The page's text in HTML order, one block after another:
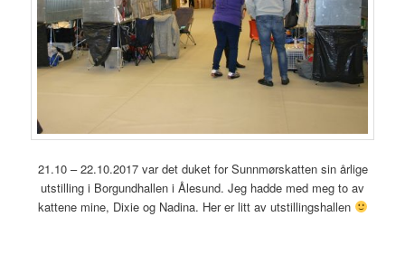
21.10 – 22.10.2017 var det duket for Sunnmørskatten sin årlige
utstilling i Borgundhallen i Ålesund. Jeg hadde med meg to av
kattene mine, Dixie og Nadina. Her er litt av utstillingshallen